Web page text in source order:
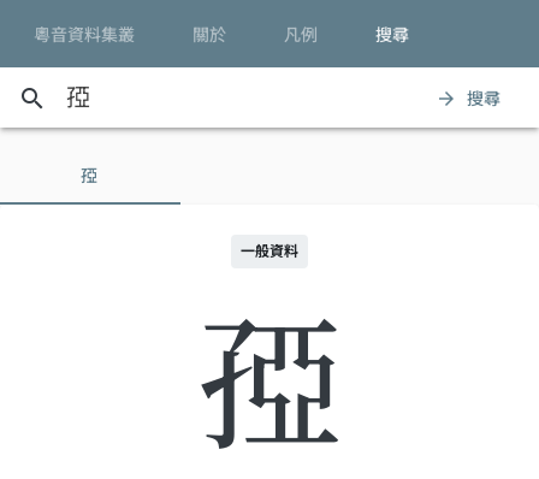
粵音資料集叢 關於 凡例 搜尋
search arrow_forward 搜尋
孲
一般資料
孲